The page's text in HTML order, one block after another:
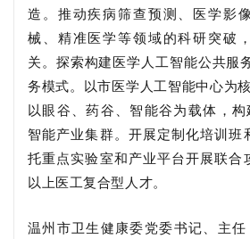
造。推动疾病筛查预测、医学影
械、精准医学等领域的科研突破
关。探索构建医学人工智能公共服
务模式。以市医学人工智能中心为
以眼谷、药谷、智能谷为载体，构
智能产业集群。开展定制化培训班
托重点实验室和产业平台开展联合
以上医工复合型人才。
温州市卫生健康委党委书记、主